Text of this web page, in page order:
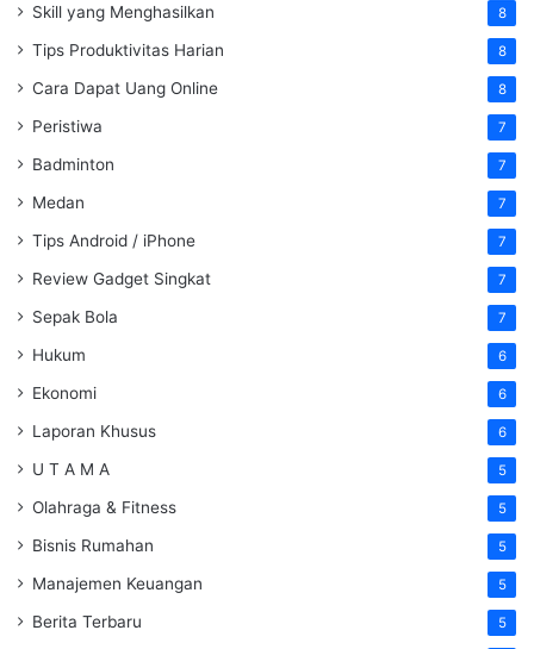
Skill yang Menghasilkan 8
Tips Produktivitas Harian 8
Cara Dapat Uang Online 8
Peristiwa 7
Badminton 7
Medan 7
Tips Android / iPhone 7
Review Gadget Singkat 7
Sepak Bola 7
Hukum 6
Ekonomi 6
Laporan Khusus 6
U T A M A 5
Olahraga & Fitness 5
Bisnis Rumahan 5
Manajemen Keuangan 5
Berita Terbaru 5